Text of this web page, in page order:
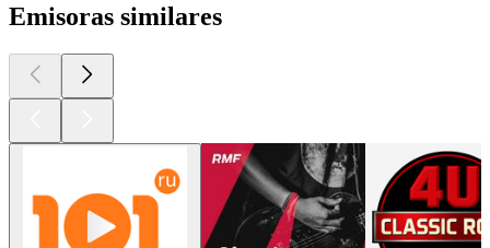
Emisoras similares